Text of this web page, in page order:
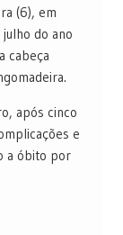
(6), em
do ano
cabeça
após cinco
e
a óbito por